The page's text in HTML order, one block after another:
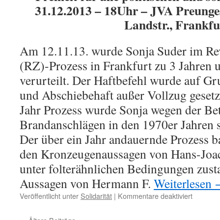
31.12.2013 – 18Uhr – JVA
Landstr.,
Am 12.11.13. wurde Sonja Suder im
(RZ)-Prozess in Frankfurt zu 3 Jahren
verurteilt. Der Haftbefehl wurde auf
und Abschiebehaft außer Vollzug
Jahr Prozess wurde Sonja wegen der
Brandanschlägen in den 1970er Jahren
Der über ein Jahr andauernde Prozess
den Kronzeugenaussagen von Hans-
unter folterähnlichen Bedingungen
Aussagen von Hermann F. Weiterlesen
Veröffentlicht unter Solidarität | Kommentare deaktiviertfür